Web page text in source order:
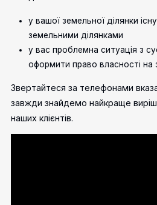
у вашої земельної ділянки
земельними ділянками
у вас проблемна ситуація з
оформити право власності на
Звертайтеся за телефонами
завжди знайдемо найкраще
наших клієнтів.